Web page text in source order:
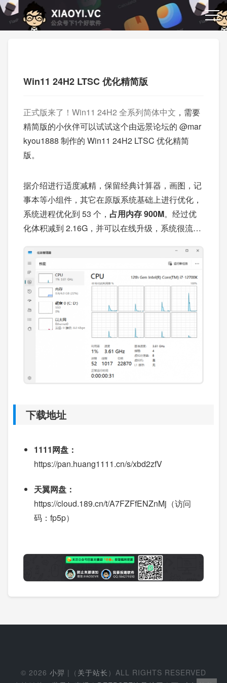
Win11 24H2 LTSC 优化精简版
正式版来了！Win11 24H2 全系列简体中文 ，需要
精简版的小伙伴可以试试这个由远景论坛的 @mar
kyou1888 制作的 Win11 24H2 LTSC 优化精简
版。
据介绍进行适度减精，保留经典计算器，画图，记
事本等小组件，其它在原版系统基础上进行优化，
系统进程优化到 53 个， 占用内存 900M。经过优
化体积减到 2.16G，并可以在线升级，系统很流
下载地址
1111网盘：
https://pan.huang1111.cn/s/xbd2zfV
天翼网盘：
https://cloud.189.cn/t/A7FZFfENZnMj（访问
码：fp5p）
© 2026 小羿 |（ 关于站长 ）ALL RIGHTS RESERVED